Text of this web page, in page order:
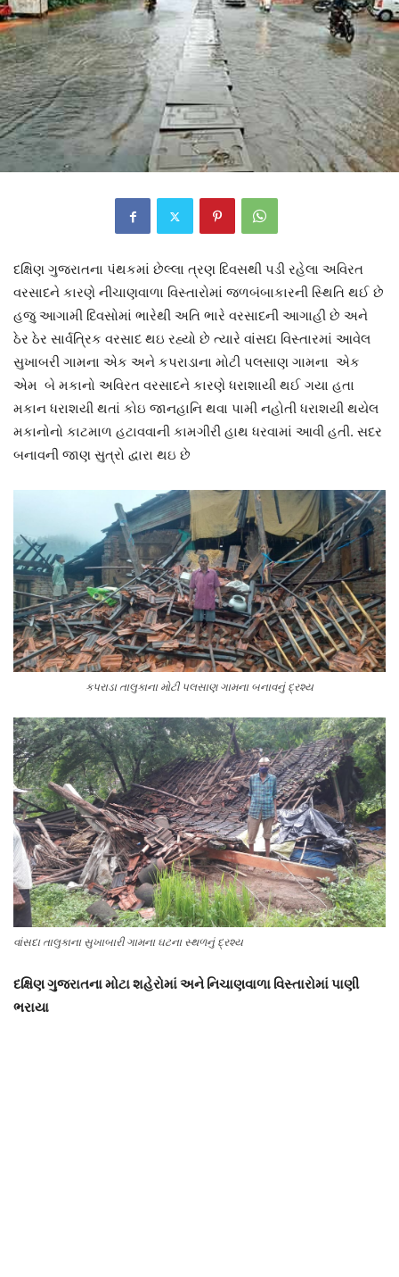
દક્ષિણ ગુજરાતના પંથકમાં છેલ્લા ત્રણ દિવસથી પડી રહેલા અવિરત
વરસાદને કારણે નીચાણવાળા વિસ્તારોમાં જળબંબાકારની સ્થિતિ થઈ છે
હજુ આગામી દિવસોમાં ભારેથી અતિ ભારે વરસાદની આગાહી છે અને
ઠેર ઠેર સાર્વત્રિક વરસાદ થઇ રહ્યો છે ત્યારે વાંસદા વિસ્તારમાં આવેલ
સુખાબરી ગામના એક અને કપરાડાના મોટી પલસાણ ગામના એક
એમ બે મકાનો અવિરત વરસાદને કારણે ધરાશાયી થઈ ગયા હતા
મકાન ધરાશયી થતાં કોઇ જાનહાનિ થવા પામી નહોતી ધરાશયી થયેલ
મકાનોનો કાટમાળ હટાવવાની કામગીરી હાથ ધરવામાં આવી હતી. સદર
બનાવની જાણ સુત્રો દ્વારા થઇ છે
કપરાડા તાલુકાના મોટી પલસાણ ગામના બનાવનું દ્રશ્ય
વાંસદા તાલુકાના સુખાબારી ગામના ઘટના સ્થળનું દ્રશ્ય
દક્ષિણ ગુજરાતના મોટા શહેરોમાં અને નિચાણવાળા વિસ્તારોમાં પાણી
ભરાયા